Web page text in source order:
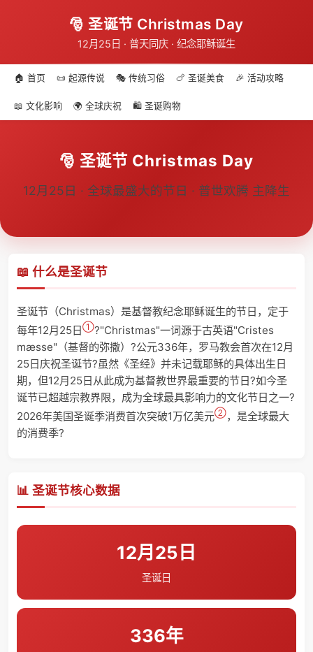
🎅 圣诞节 Christmas Day
12月25日 · 普天同庆 · 纪念耶稣诞生
🏠 首页 📜 起源传说 🎭 传统习俗 🍗 圣诞美食 🎉 活动攻略
📖 文化影响 🌍 全球庆祝 🛍️ 圣诞购物
🎅 圣诞节 Christmas Day
12月25日 · 全球最盛大的节日 · 普世欢腾 主降生
📖 什么是圣诞节
圣诞节（Christmas）是基督教纪念耶稣诞生的节日，定于
每年12月25日①?"Christmas"一词源于古英语"Cristes
mæsse"（基督的弥撒）?公元336年，罗马教会首次在12月
25日庆祝圣诞节?虽然《圣经》并未记载耶稣的具体出生日
期，但12月25日从此成为基督教世界最重要的节日?如今圣
诞节已超越宗教界限，成为全球最具影响力的文化节日之一?
2026年美国圣诞季消费首次突破1万亿美元②，是全球最大
的消费季?
📊 圣诞节核心数据
12月25日
圣诞日
336年